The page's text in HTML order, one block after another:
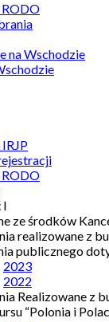
na Wschodzie
I
ze środków
realizowane z
publicznego
2023
2022
Realizowane z
“Polonia i